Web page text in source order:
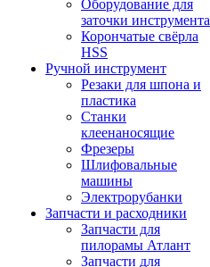
Оборудование для
заточки инструмента
Корончатые свёрла
HSS
Ручной инструмент
Резаки для шпона и
пластика
Станки
клеенаносящие
Фрезеры
Шлифовальные
машины
Электрорубанки
Запчасти и расходники
Запчасти для
пилорамы Атлант
Запчасти для